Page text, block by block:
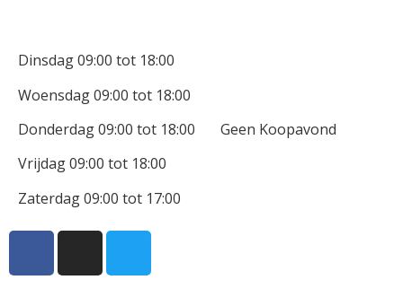
Dinsdag 09:00 tot 18:00
Woensdag 09:00 tot 18:00
Donderdag 09:00 tot 18:00 Geen Koopavond
Vrijdag 09:00 tot 18:00
Zaterdag 09:00 tot 17:00